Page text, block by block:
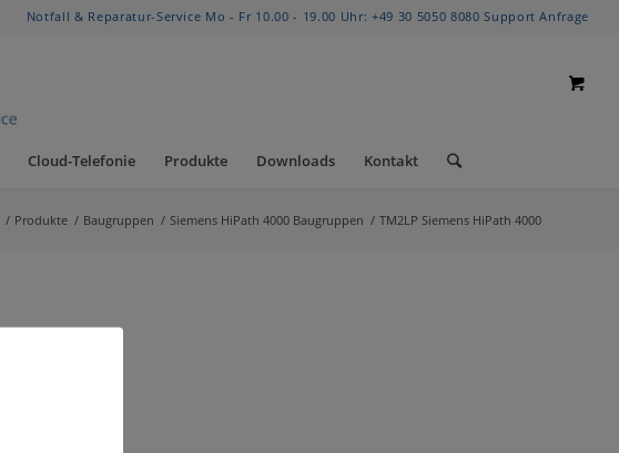
Notfall & Reparatur-Service Mo - Fr 10.00 - 19.00 Uhr: +49 30 5050 8080 Support Anfrage
Cloud-Telefonie Produkte Downloads Kontakt
/ Produkte / Baugruppen / Siemens HiPath 4000 Baugruppen / TM2LP Siemens HiPath 4000